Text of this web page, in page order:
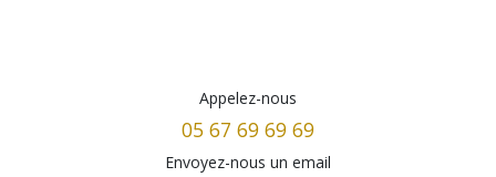
Appelez-nous
05 67 69 69 69
Envoyez-nous un email